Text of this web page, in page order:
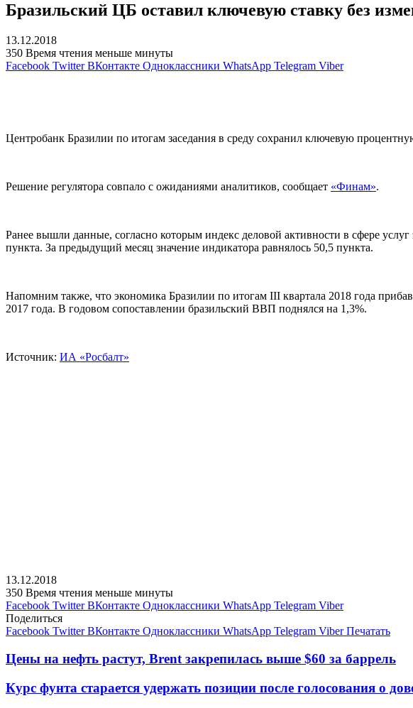
Бразильский ЦБ оставил ключевую ставку без
13.12.2018
350 Время чтения меньше минуты
Facebook Twitter ВКонтакте Одноклассники WhatsApp Telegram Viber
Центробанк Бразилии по итогам заседания в среду сохранил ключевую
Решение регулятора совпало с ожиданиями аналитиков, сообщает «Финам».
Ранее вышли данные, согласно которым индекс деловой активности в сфере
пункта. За предыдущий месяц значение индикатора равнялось 50,5 пункта.
Напомним также, что экономика Бразилии по итогам III квартала 2018 года
2017 года. В годовом сопоставлении бразильский ВВП поднялся на 1,3%.
Источник: ИА «Росбалт»
13.12.2018
350 Время чтения меньше минуты
Facebook Twitter ВКонтакте Одноклассники WhatsApp Telegram Viber
Поделиться
Facebook Twitter ВКонтакте Одноклассники WhatsApp Telegram Viber Печатать
Цены на нефть растут, Brent закрепилась выше $60 за баррель
Курс фунта старается удержать позиции после голосования о